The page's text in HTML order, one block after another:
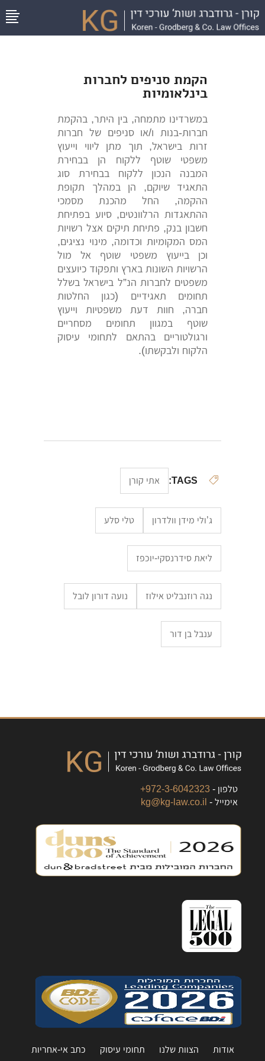
הקמת סניפים לחברות
בינלאומיות
במשרדינו מתמחה, בין היתר, בהקמת
חברות-בנות ו/או סניפים של חברות
זרות בישראל, תוך מתן ליווי וייעוץ
משפטי שוטף ללקוח הן בבחירת
המבנה הנכון ללקוח בבחירת סוג
התאגיד שיוקם, הן במהלך תקופת
ההקמה, החל מהכנת מסמכי
ההתאגדות הרלוונטים, סיוע בפתיחת
חשבון בנק, פתיחת תיקים אצל רשויות
המס המקומיות וכדומה, מינוי נציגים,
וכן בייעוץ משפטי שוטף אל מול
הרשויות השונות בארץ ותפקוד כיועצים
משפטים לחברות הנ”ל בישראל בשלל
תחומים תאגידיים (כגון החלטות
חברה, חוות דעת משפטיות וייעוץ
שוטף במגוון תחומים מסחריים
ורגולטוריים בהתאם לתחומי עיסוק
הלקוח ולבקשתו).
TAGS: אתי קורן
ג’ולי מידן וולדרון טלי סלע
ליאת סידרנסקי-יוכפז
נגה רוזנבליט אילוז נועה דורון לובל
ענבל בן דור
טלפון -972-3-6042323+
אימייל - kg@kg-law.co.il
אודות הצוות שלנו תחומי עיסוק כתב אי-אחריות